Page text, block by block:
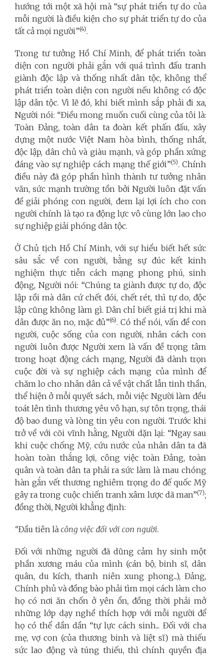
hướng tới một xã hội mà “sự phát triển tự do của
mỗi người là điều kiện cho sự phát triển tự do của
tất cả mọi người”(4).
Trong tư tưởng Hồ Chí Minh, để phát triển toàn
diện con người phải gắn với quá trình đấu tranh
giành độc lập và thống nhất dân tộc, không thể
phát triển toàn diện con người nếu không có độc
lập dân tộc. Vì lẽ đó, khi biết mình sắp phải đi xa,
Người nói: “Điều mong muốn cuối cùng của tôi là:
Toàn Đảng, toàn dân ta đoàn kết phấn đấu, xây
dựng một nước Việt Nam hòa bình, thống nhất,
độc lập, dân chủ và giàu mạnh, và góp phần xứng
đáng vào sự nghiệp cách mạng thế giới”(5). Chính
điều này đã góp phần hình thành tư tưởng nhân
văn, sức mạnh trường tồn bởi Người luôn đặt vấn
đề giải phóng con người, đem lại lợi ích cho con
người chính là tạo ra động lực vô cùng lớn lao cho
sự nghiệp giải phóng dân tộc.
Ở Chủ tịch Hồ Chí Minh, với sự hiểu biết hết sức
sâu sắc về con người, bằng sự đúc kết kinh
nghiệm thực tiễn cách mạng phong phú, sinh
động, Người nói: “Chúng ta giành được tự do, độc
lập rồi mà dân cứ chết đói, chết rét, thì tự do, độc
lập cũng không làm gì. Dân chỉ biết giá trị khi mà
dân được ăn no, mặc đủ”(6). Có thể nói, vấn đề con
người, cuộc sống của con người, nhân cách con
người luôn được Người xem là vấn đề trọng tâm
trong hoạt động cách mạng, Người đã dành trọn
cuộc đời và sự nghiệp cách mạng của mình để
chăm lo cho nhân dân cả về vật chất lẫn tinh thần,
thể hiện ở mỗi quyết sách, mỗi việc Người làm đều
toát lên tình thương yêu vô hạn, sự tôn trọng, thái
độ bao dung và lòng tin yêu con người. Trước khi
trở về với cõi vĩnh hằng, Người dặn lại: “Ngay sau
khi cuộc chống Mỹ, cứu nước của nhân dân ta đã
hoàn toàn thắng lợi, công việc toàn Đảng, toàn
quân và toàn dân ta phải ra sức làm là mau chóng
hàn gắn vết thương nghiêm trọng do đế quốc Mỹ
gây ra trong cuộc chiến tranh xâm lược dã man”(7);
đồng thời, Người khẳng định:
“Đầu tiên là công việc đối với con người.
Đối với những người đã dũng cảm hy sinh một
phần xương máu của mình (cán bộ, binh sĩ, dân
quân, du kích, thanh niên xung phong...), Đảng,
Chính phủ và đồng bào phải tìm mọi cách làm cho
họ có nơi ăn chốn ở yên ổn, đồng thời phải mở
những lớp dạy nghề thích hợp với mỗi người để
họ có thể dần dần “tự lực cách sinh... Đối với cha
mẹ, vợ con (của thương binh và liệt sĩ) mà thiếu
sức lao động và túng thiếu, thì chính quyền địa